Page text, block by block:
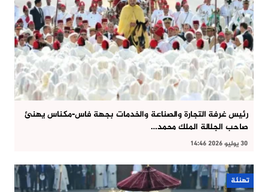
رئيس غرفة التجارة والصناعة والخدمات بجهة فاس-مكناس يهنئ
صاحب الجلالة الملك محمد…
30 يوليو 2026 14:46
تهنئة